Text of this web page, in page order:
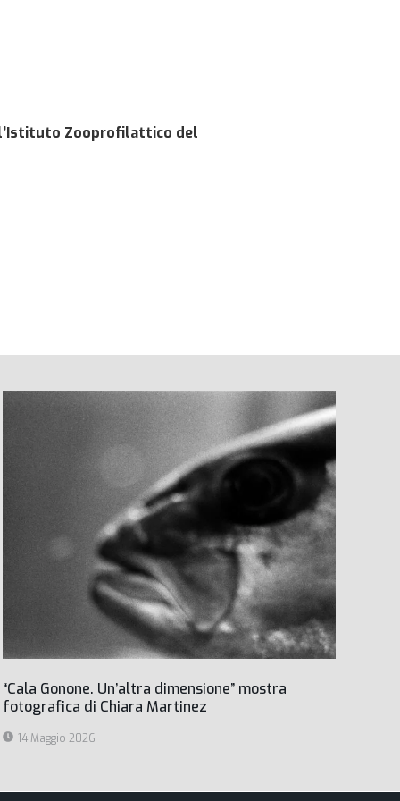
Zooprofilattico del
“Cala Gonone. Un’altra dimensione” mostra
fotografica di Chiara Martinez
14 Maggio 2026